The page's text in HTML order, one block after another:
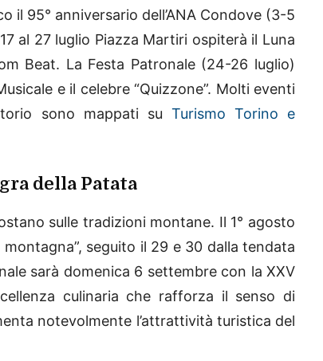
il 95° anniversario dell’ANA Condove (3-5
al 27 luglio Piazza Martiri ospiterà il Luna
Beat. La Festa Patronale (24-26 luglio)
e il celebre “Quizzone”. Molti eventi
sono mappati su Turismo Torino e
della Patata
sulle tradizioni montane. Il 1° agosto
seguito il 29 e 30 dalla tendata
sarà domenica 6 settembre con la XXV
culinaria che rafforza il senso di
notevolmente l’attrattività turistica del